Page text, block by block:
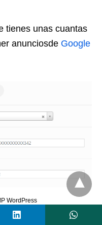
tienes unas cuantas
anunciosde Google
WordPress